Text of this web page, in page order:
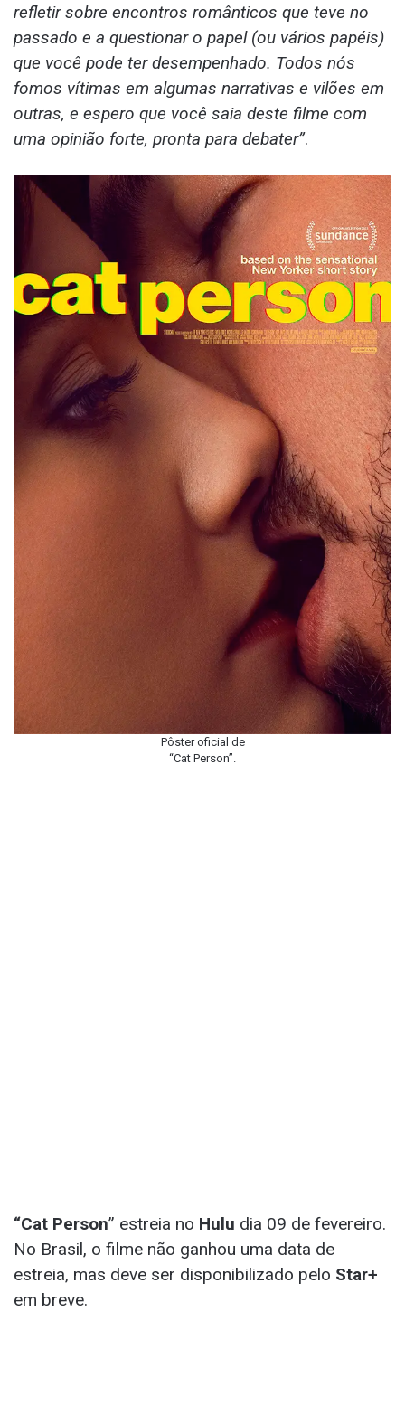
refletir sobre encontros românticos que teve no
passado e a questionar o papel (ou vários papéis)
que você pode ter desempenhado. Todos nós
fomos vítimas em algumas narrativas e vilões em
outras, e espero que você saia deste filme com
uma opinião forte, pronta para debater”.
Pôster oficial de
“Cat Person”.
“Cat Person” estreia no Hulu dia 09 de fevereiro.
No Brasil, o filme não ganhou uma data de
estreia, mas deve ser disponibilizado pelo Star+
em breve.